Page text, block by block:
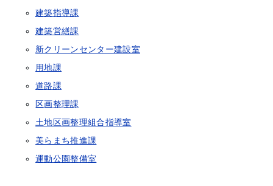
建築指導課
建築営繕課
新クリーンセンター建設室
用地課
道路課
区画整理課
土地区画整理組合指導室
美らまち推進課
運動公園整備室